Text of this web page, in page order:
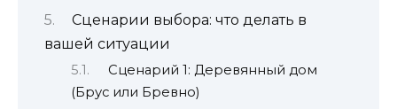
Сценарии выбора: что делать в
вашей ситуации
Сценарий 1: Деревянный дом
(Брус или Бревно)